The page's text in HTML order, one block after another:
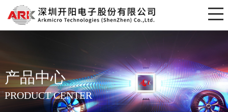
产品中心
PRODUCT CENTER